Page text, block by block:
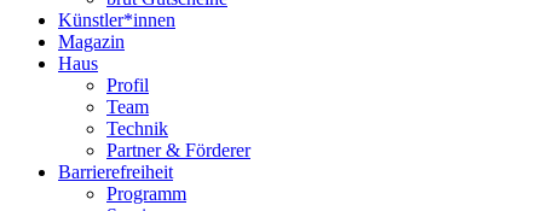
Künstler*innen
Magazin
Haus
Profil
Team
Technik
Partner & Förderer
Barrierefreiheit
Programm